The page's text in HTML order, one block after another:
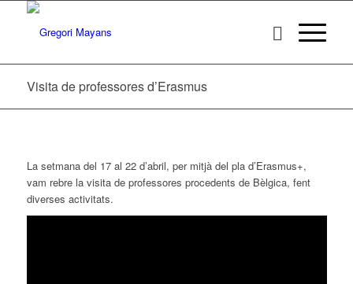
Visita de professores d’Erasmus
La setmana del 17 al 22 d’abril, per mitjà del pla d’Erasmus+,
vam rebre la visita de professores procedents de Bèlgica, fent
diverses activitats.